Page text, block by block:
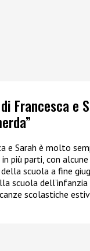
Francesca e
e Sarah è molto
più parti, con
scuola a fine
scuola dell’infanzia
scolastiche